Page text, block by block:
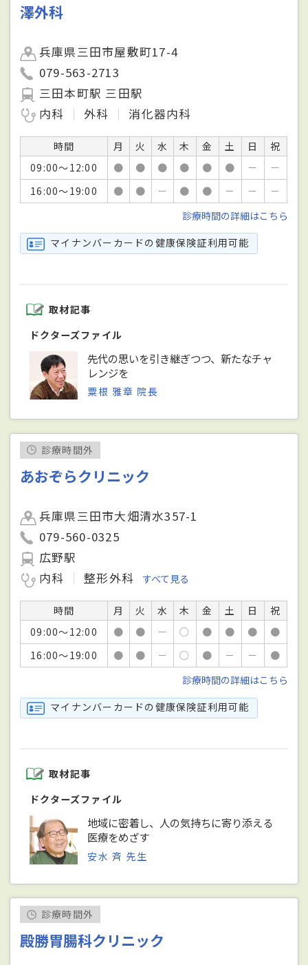
澤外科
兵庫県三田市屋敷町17-4
079-563-2713
三田本町駅 三田駅
内科
外科 消化器内科
時間 月 火 水 木 金 土 日
祝
09:00～12:00
● ● ● ● ● ● －
－
16:00～19:00
● ● － ● ● － －
－
診療時間の詳細はこちら
マイナンバーカードの健康保険証利用可能
取材記事
ドクターズファイル
先代の思いを引き継ぎつつ、新たなチャ
レンジを
粟根 雅章 院長
診療時間外
あおぞらクリニック
兵庫県三田市大畑清水357-1
079-560-0325
広野駅
内科
整形外科 すべて見る
時間 月 火 水 木 金 土 日
祝
09:00～12:00
● ● － ○ ● ● ●
●
16:00～19:00
● ● － ○ ● － －
●
診療時間の詳細はこちら
マイナンバーカードの健康保険証利用可能
取材記事
ドクターズファイル
地域に密着し、人の気持ちに寄り添える
医療をめざす
安水 斉 先生
診療時間外
殿勝胃腸科クリニック